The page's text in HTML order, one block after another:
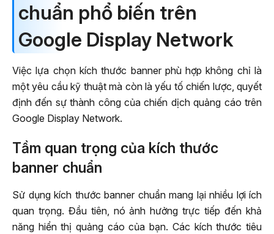
chuẩn phổ biến trên
Google Display Network
Việc lựa chọn kích thước banner phù hợp không chỉ là
một yêu cầu kỹ thuật mà còn là yếu tố chiến lược, quyết
định đến sự thành công của chiến dịch quảng cáo trên
Google Display Network.
Tầm quan trọng của kích thước
banner chuẩn
Sử dụng kích thước banner chuẩn mang lại nhiều lợi ích
quan trọng. Đầu tiên, nó ảnh hưởng trực tiếp đến khả
năng hiển thị quảng cáo của bạn. Các kích thước tiêu